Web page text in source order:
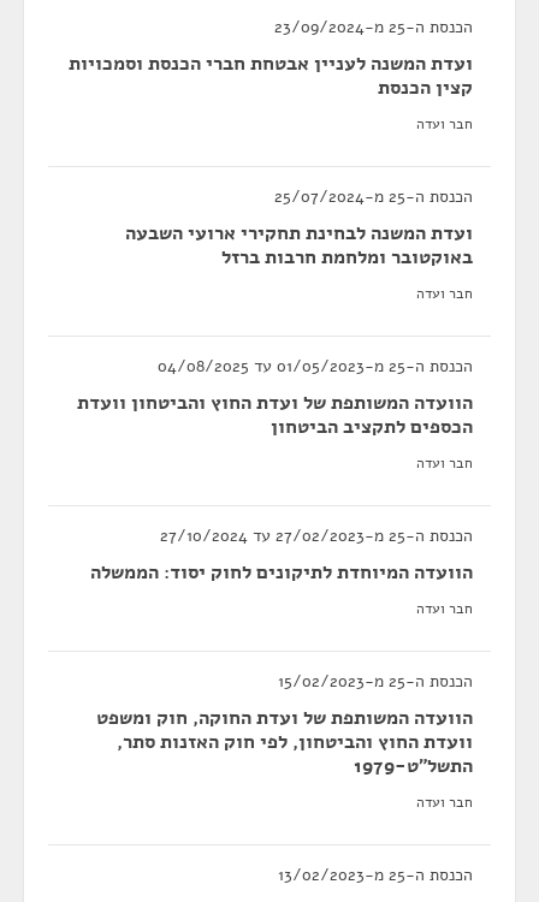
הכנסת ה-25 מ-23/09/2024
ועדת המשנה לעניין אבטחת חברי הכנסת וסמכויות
קצין הכנסת
חבר ועדה
הכנסת ה-25 מ-25/07/2024
ועדת המשנה לבחינת תחקירי ארועי השבעה
באוקטובר ומלחמת חרבות ברזל
חבר ועדה
הכנסת ה-25 מ-01/05/2023 עד 04/08/2025
הוועדה המשותפת של ועדת החוץ והביטחון וועדת
הכספים לתקציב הביטחון
חבר ועדה
הכנסת ה-25 מ-27/02/2023 עד 27/10/2024
הוועדה המיוחדת לתיקונים לחוק יסוד: הממשלה
חבר ועדה
הכנסת ה-25 מ-15/02/2023
הוועדה המשותפת של ועדת החוקה, חוק ומשפט
וועדת החוץ והביטחון, לפי חוק האזנות סתר,
התשל"ט-1979
חבר ועדה
הכנסת ה-25 מ-13/02/2023